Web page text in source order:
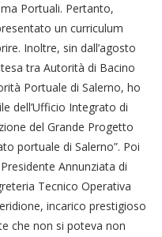
Portuali. Pertanto,
un curriculum
Inoltre, sin dall’agosto
tra Autorità di Bacino
Portuale di Salerno, ho
dell’Ufficio Integrato di
del Grande Progetto
portuale di Salerno”. Poi
Annunziata di
Tecnico Operativa
incarico prestigioso
che non si poteva non